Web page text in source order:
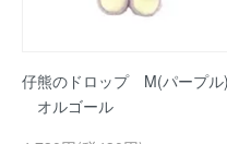
仔熊のドロップ M(パープル)
オルゴール